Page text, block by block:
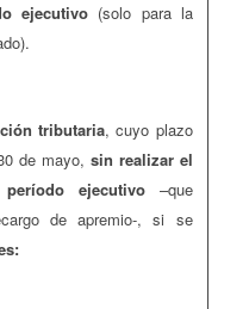
ejecutivo (solo para la
tributaria, cuyo plazo
de mayo, sin realizar el
ejecutivo–que
de apremio-, si se